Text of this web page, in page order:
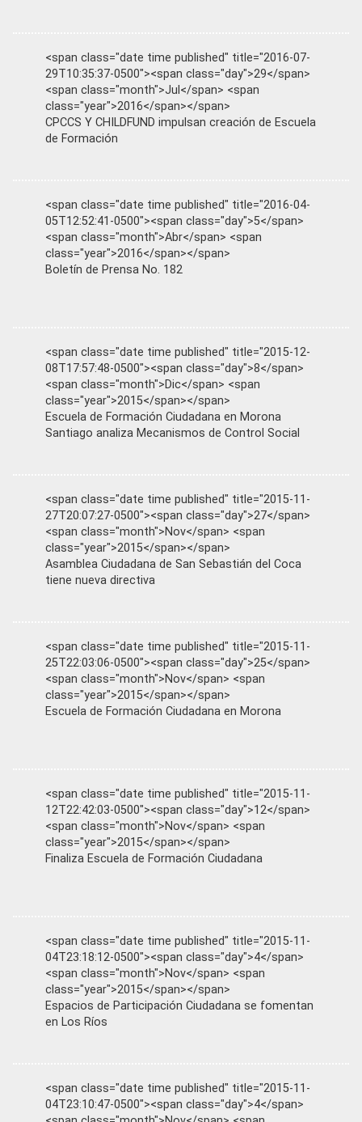
<span class="date time published" title="2016-07-
29T10:35:37-0500"><span class="day">29</span>
<span class="month">Jul</span> <span
class="year">2016</span></span>
CPCCS Y CHILDFUND impulsan creación de Escuela
de Formación
<span class="date time published" title="2016-04-
05T12:52:41-0500"><span class="day">5</span>
<span class="month">Abr</span> <span
class="year">2016</span></span>
Boletín de Prensa No. 182
<span class="date time published" title="2015-12-
08T17:57:48-0500"><span class="day">8</span>
<span class="month">Dic</span> <span
class="year">2015</span></span>
Escuela de Formación Ciudadana en Morona
Santiago analiza Mecanismos de Control Social
<span class="date time published" title="2015-11-
27T20:07:27-0500"><span class="day">27</span>
<span class="month">Nov</span> <span
class="year">2015</span></span>
Asamblea Ciudadana de San Sebastián del Coca
tiene nueva directiva
<span class="date time published" title="2015-11-
25T22:03:06-0500"><span class="day">25</span>
<span class="month">Nov</span> <span
class="year">2015</span></span>
Escuela de Formación Ciudadana en Morona
<span class="date time published" title="2015-11-
12T22:42:03-0500"><span class="day">12</span>
<span class="month">Nov</span> <span
class="year">2015</span></span>
Finaliza Escuela de Formación Ciudadana
<span class="date time published" title="2015-11-
04T23:18:12-0500"><span class="day">4</span>
<span class="month">Nov</span> <span
class="year">2015</span></span>
Espacios de Participación Ciudadana se fomentan
en Los Ríos
<span class="date time published" title="2015-11-
04T23:10:47-0500"><span class="day">4</span>